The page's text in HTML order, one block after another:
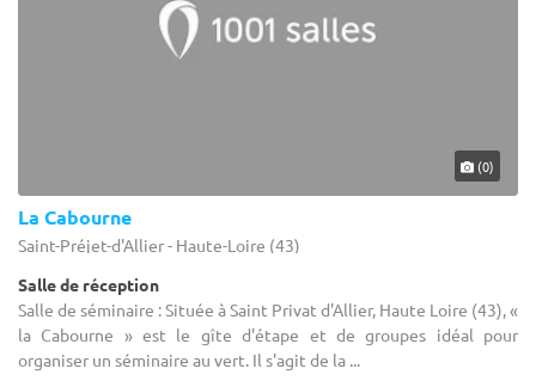
(0)
La Cabourne
Saint-Préjet-d'Allier - Haute-Loire (43)
Salle de réception
Salle de séminaire : Située à Saint Privat d'Allier, Haute Loire (43), «
la Cabourne » est le gîte d'étape et de groupes idéal pour
organiser un séminaire au vert. Il s'agit de la ...